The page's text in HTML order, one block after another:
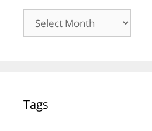
Archives
Tags